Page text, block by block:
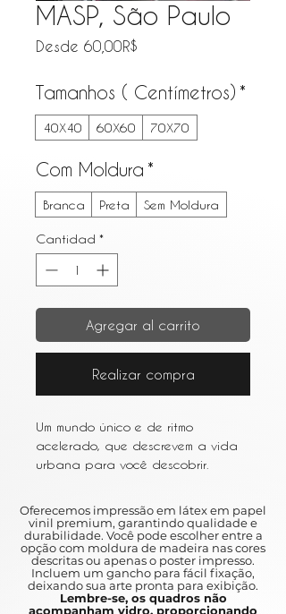
MASP, São Paulo
Desde 60,00R$
Tamanhos ( Centímetros) *
40X40 60X60 70X70
Com Moldura *
Branca Preta Sem Moldura
Cantidad *
Agregar al carrito
Realizar compra
Um mundo único e de ritmo
acelerado, que descrevem a vida
urbana para você descobrir.
metrópoles movimentadas como
Nova York e São Paulo, a arte
urbana é um ótimo complemento
para qualquer casa.
Oferecemos impressão em látex em papel
vinil premium, garantindo qualidade e
durabilidade. Você pode escolher entre a
opção com moldura de madeira nas cores
descritas ou apenas o poster impresso.
Incluem um gancho para fácil fixação,
deixando sua arte pronta para exibição.
Lembre-se, os quadros não
acompanham vidro, proporcionando